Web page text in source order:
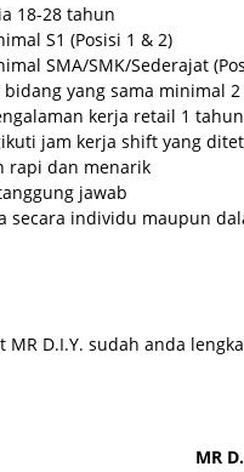
18-28 tahun
S1 (Posisi 1 & 2)
SMA/SMK/Sederajat
yang sama minimal
kerja retail 1 tahun
jam kerja shift yang
rapi dan menarik
jawab
secara individu maupun
MR D.I.Y. sudah anda
MR